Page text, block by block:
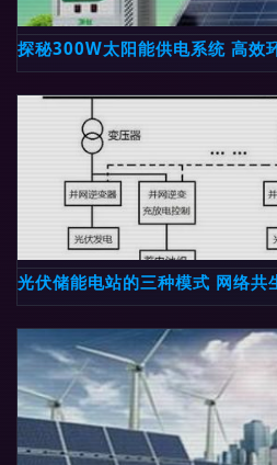
探秘300W太阳能供电系统 高效
光伏储能电站的三种模式 网络共